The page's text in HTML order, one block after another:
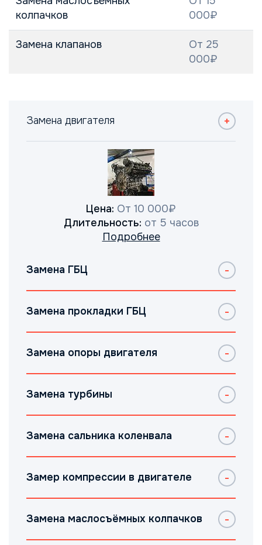
колпачков
000₽
Замена клапанов
От 25
000₽
Замена двигателя
Цена: От 10 000₽
Длительность: от 5 часов
Подробнее
Замена ГБЦ
Замена прокладки ГБЦ
Замена опоры двигателя
Замена турбины
Замена сальника коленвала
Замер компрессии в двигателе
Замена маслосъёмных колпачков